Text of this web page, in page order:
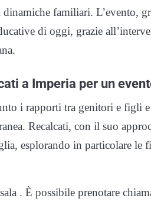
familiari. L’evento,
di oggi, grazie
a Imperia per un
i rapporti tra genitori e figli
Recalcati, con il suo
esplorando in particolare le
. È possibile prenotare